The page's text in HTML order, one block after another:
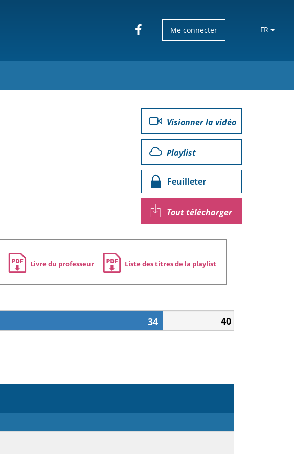
Me connecter FR
Visionner la vidéo
Playlist
Feuilleter
Tout télécharger
Livre du professeur Liste des titres de la playlist
34 40